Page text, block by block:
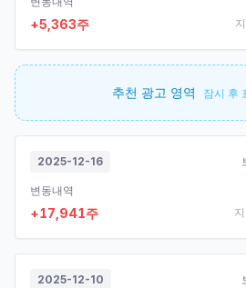
+5,363주
추천 광고 영역 잠시 후
2025-12-16
변동내역
+17,941주
2025-12-10